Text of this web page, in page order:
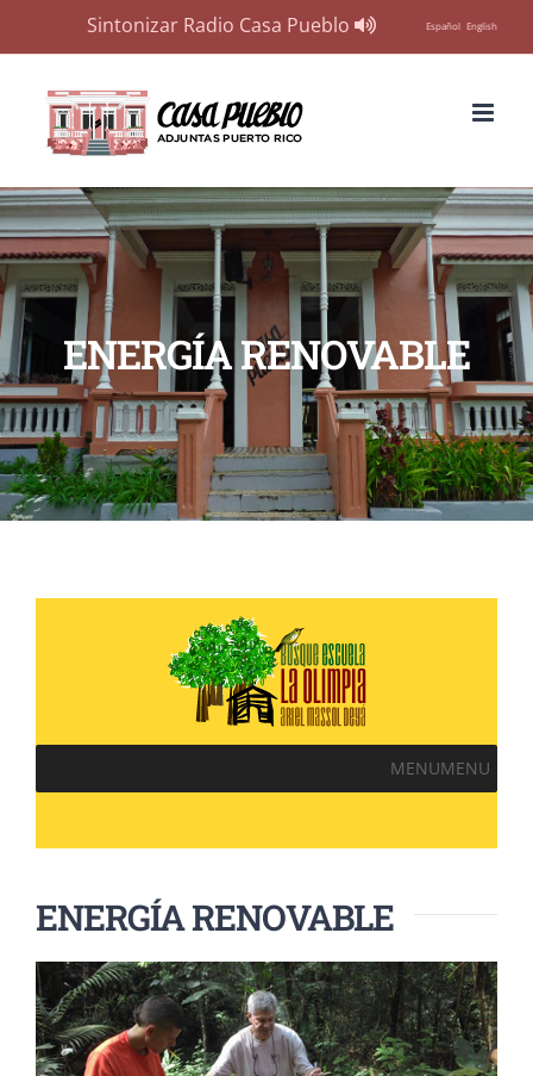
Sintonizar Radio Casa Pueblo Español English
content
ENERGÍA RENOVABLE
MENUMENU
ENERGÍA RENOVABLE